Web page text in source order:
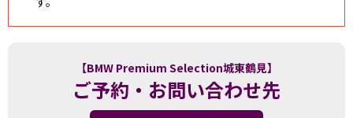
【BMW Premium Selection城東鶴見】
ご予約・お問い合わせ先